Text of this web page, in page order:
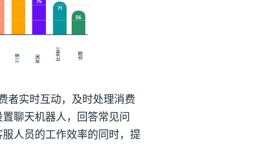
者实时互动，及时处理消费
聊天机器人，回答常见问
人员的工作效率的同时，提